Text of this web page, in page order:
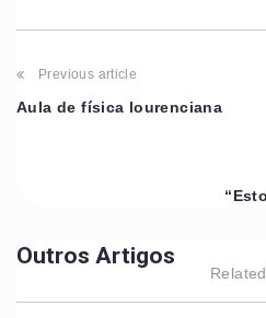
Previous article
Aula de física lourenciana
Outros Artigos